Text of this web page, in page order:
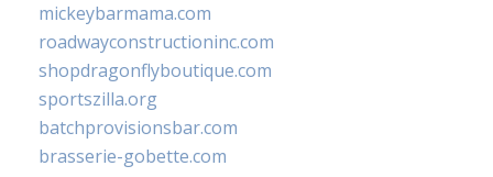
mickeybarmama.com
roadwayconstructioninc.com
shopdragonflyboutique.com
sportszilla.org
batchprovisionsbar.com
brasserie-gobette.com